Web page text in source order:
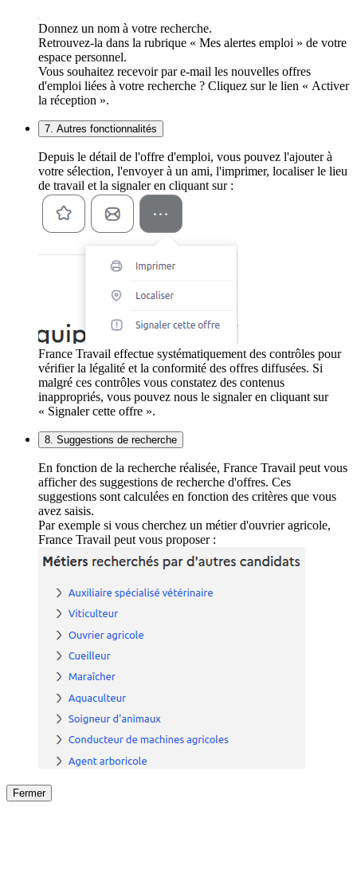
Donnez un nom à votre recherche.
Retrouvez-la dans la rubrique « Mes alertes emploi » de votre
espace personnel.
Vous souhaitez recevoir par e-mail les nouvelles offres
d'emploi liées à votre recherche ? Cliquez sur le lien « Activer
la réception ».
7. Autres fonctionnalités
Depuis le détail de l'offre d'emploi, vous pouvez l'ajouter à
votre sélection, l'envoyer à un ami, l'imprimer, localiser le lieu
de travail et la signaler en cliquant sur :
France Travail effectue systématiquement des contrôles pour
vérifier la légalité et la conformité des offres diffusées. Si
malgré ces contrôles vous constatez des contenus
inappropriés, vous pouvez nous le signaler en cliquant sur
« Signaler cette offre ».
8. Suggestions de recherche
En fonction de la recherche réalisée, France Travail peut vous
afficher des suggestions de recherche d'offres. Ces
suggestions sont calculées en fonction des critères que vous
avez saisis.
Par exemple si vous cherchez un métier d'ouvrier agricole,
France Travail peut vous proposer :
Fermer